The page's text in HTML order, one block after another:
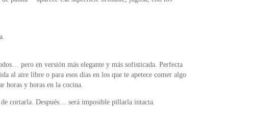
pero en versión más elegante y más sofisticada. Perfecta
al aire libre o para esos días en los que te apetece comer algo
horas y horas en la cocina.
cortarla. Después… será imposible pillarla intacta.